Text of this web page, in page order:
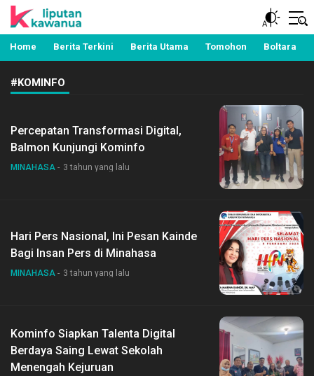
Liputan Kawanua
Berita Manado, Sulawesi Utara, Kawanua, Politik,
Pemerintahan, Hukum Kriminal dan Nasional
Home Berita Terkini Berita Utama Tomohon Boltara
#KOMINFO
Percepatan Transformasi Digital,
Balmon Kunjungi Kominfo
MINAHASA 3 tahun yang lalu
Hari Pers Nasional, Ini Pesan Kainde
Bagi Insan Pers di Minahasa
MINAHASA 3 tahun yang lalu
Kominfo Siapkan Talenta Digital
Berdaya Saing Lewat Sekolah
Menengah Kejuruan